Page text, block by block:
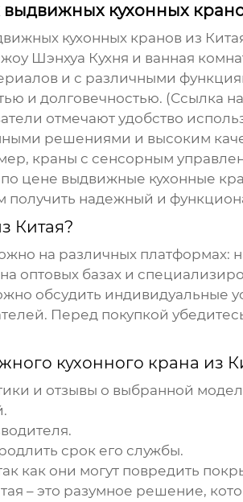
кухонных
кухонных крановиз
Шэнхуа Кухня и ванная
и с различными
и долговечностью. (Ссылка на
отмечают удобство
решениями и высоким
краны с сенсорным
цене выдвижные кухонные
получить надежный и
Китая?
на различных платформах:
оптовых базах и
обсудить индивидуальные
Перед покупкой
кухонного крана из
и отзывы о выбранной
срок его службы.
как они могут повредить
– это разумное решение,